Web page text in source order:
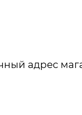
адрес